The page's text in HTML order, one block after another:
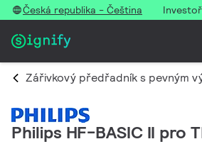
Česká republika - Čeština
Zářivkový předřadník s pevným
Philips HF-BASIC II pro